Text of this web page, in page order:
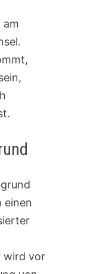
am
einen
wird vor